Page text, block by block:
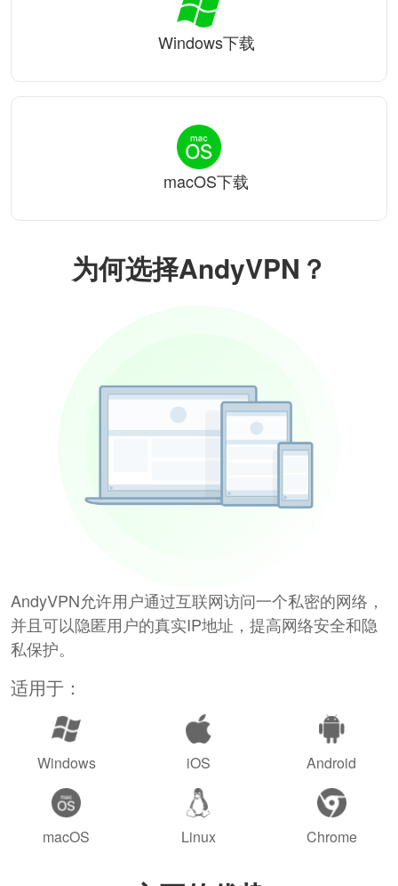
为何选择AndyVPN？
AndyVPN允许用户通过互联网访问一个私密的网络，
并且可以隐匿用户的真实IP地址，提高网络安全和隐
私保护。
适用于：
Windows iOS Android
macOS Linux Chrome
Windows下载
macOS下载